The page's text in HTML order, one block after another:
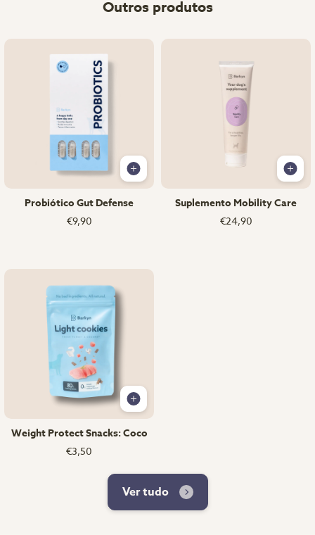
Outros produtos
Probiótico Gut Defense
€9,90
Suplemento Mobility Care
€24,90
Weight Protect Snacks: Coco
€3,50
Ver tudo